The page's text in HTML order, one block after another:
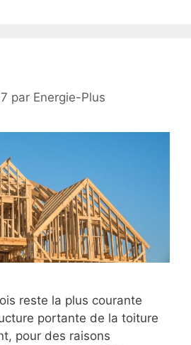
par Energie-Plus
reste la plus courante
portante de la toiture
pour des raisons